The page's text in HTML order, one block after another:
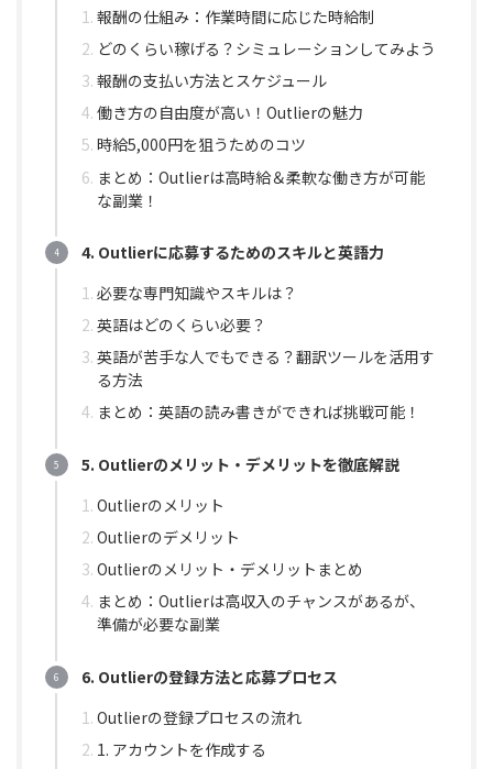
報酬の仕組み：作業時間に応じた時給制
どのくらい稼げる？シミュレーションしてみよう
報酬の支払い方法とスケジュール
働き方の自由度が高い！Outlierの魅力
時給5,000円を狙うためのコツ
まとめ：Outlierは高時給＆柔軟な働き方が可能
な副業！
4. Outlierに応募するためのスキルと英語力
必要な専門知識やスキルは？
英語はどのくらい必要？
英語が苦手な人でもできる？翻訳ツールを活用す
る方法
まとめ：英語の読み書きができれば挑戦可能！
5. Outlierのメリット・デメリットを徹底解説
Outlierのメリット
Outlierのデメリット
Outlierのメリット・デメリットまとめ
まとめ：Outlierは高収入のチャンスがあるが、
準備が必要な副業
6. Outlierの登録方法と応募プロセス
Outlierの登録プロセスの流れ
1. アカウントを作成する